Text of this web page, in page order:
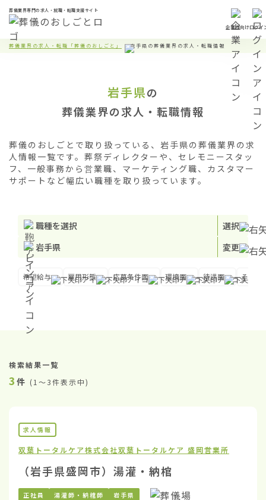
葬儀業界専門の求人・就職・転職支援サイト
企業様向けログイ
葬儀業界の求人・転職「葬儀のおしごと」 岩手県の葬儀業界の求人・転職情報
岩手県の
葬儀業界の求人・転職情報
葬儀のおしごとで取り扱っている、岩手県の葬儀業界の求
人情報一覧です。葬祭ディレクターや、セレモニースタッ
フ、一般事務から営業職、マーケティング職、カスタマー
サポートなど幅広い職種を取り扱っています。
職種を選択
選択
岩手県
変更
希望給与 雇用形態 応募条件面 環境面 待遇面 その他
検索結果一覧
3 件 (1〜3件表示中)
求人情報
双葉トータルケア株式会社双葉トータルケア 盛岡営業所
（岩手県盛岡市）湯灌・納棺
正社員 湯灌師・納棺師 岩手県